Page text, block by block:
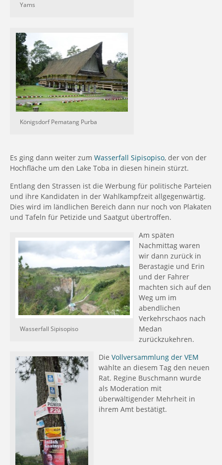
Yams
Königsdorf Pematang Purba
Es ging dann weiter zum Wasserfall Sipisopiso, der von der
Hochfläche um den Lake Toba in diesen hinein stürzt.
Entlang den Strassen ist die Werbung für politische Parteien
und ihre Kandidaten in der Wahlkampfzeit allgegenwärtig.
Dies wird im ländlichen Bereich dann nur noch von Plakaten
und Tafeln für Petizide und Saatgut übertroffen.
Wasserfall Sipisopiso
Am späten
Nachmittag waren
wir dann zurück in
Berastagie und Erin
und der Fahrer
machten sich auf den
Weg um im
abendlichen
Verkehrschaos nach
Medan
zurückzukehren.
Die Vollversammlung der VEM
wählte an diesem Tag den neuen
Rat. Regine Buschmann wurde
als Moderation mit
überwältigender Mehrheit in
ihrem Amt bestätigt.